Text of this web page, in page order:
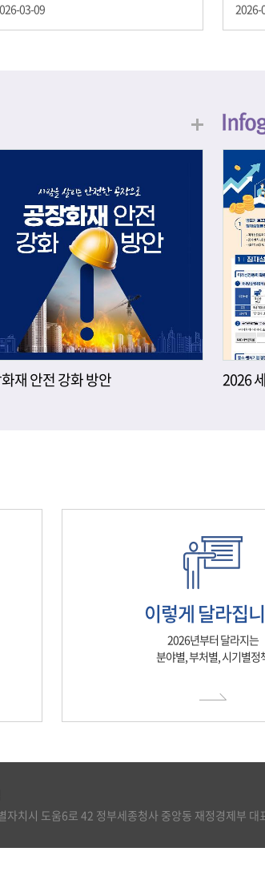
추세적 흐름을 보여주는 근원물가는 2.3% 상
향후 지정학적 요인, 기상여건 등 불확실성이
03-09
음이
각으
식, 친
문제
니다.
2026-
재 안전 강화 방안 2026
이렇게 달라집
2026년부터 달라지는
분야별, 부처별, 시기별정
자치시 도움6로 42 정부세종청사 중앙동 재정경제부